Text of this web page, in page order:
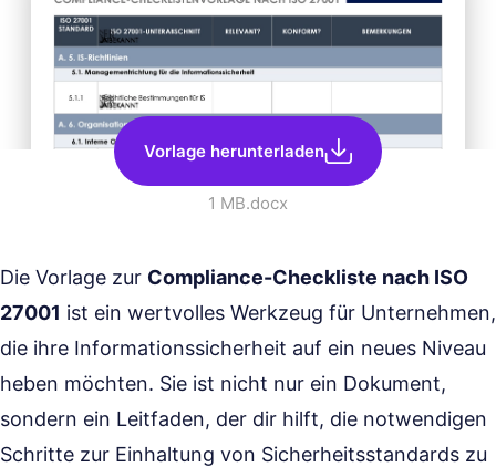
Vorlage herunterladen
1 MB.docx
Die Vorlage zur Compliance-Checkliste nach ISO
27001 ist ein wertvolles Werkzeug für Unternehmen,
die ihre Informationssicherheit auf ein neues Niveau
heben möchten. Sie ist nicht nur ein Dokument,
sondern ein Leitfaden, der dir hilft, die notwendigen
Schritte zur Einhaltung von Sicherheitsstandards zu